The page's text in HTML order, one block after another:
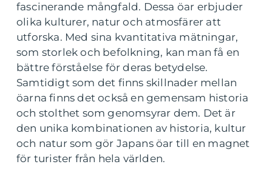
fascinerande mångfald. Dessa öar erbjuder
olika kulturer, natur och atmosfärer att
utforska. Med sina kvantitativa mätningar,
som storlek och befolkning, kan man få en
bättre förståelse för deras betydelse.
Samtidigt som det finns skillnader mellan
öarna finns det också en gemensam historia
och stolthet som genomsyrar dem. Det är
den unika kombinationen av historia, kultur
och natur som gör Japans öar till en magnet
för turister från hela världen.